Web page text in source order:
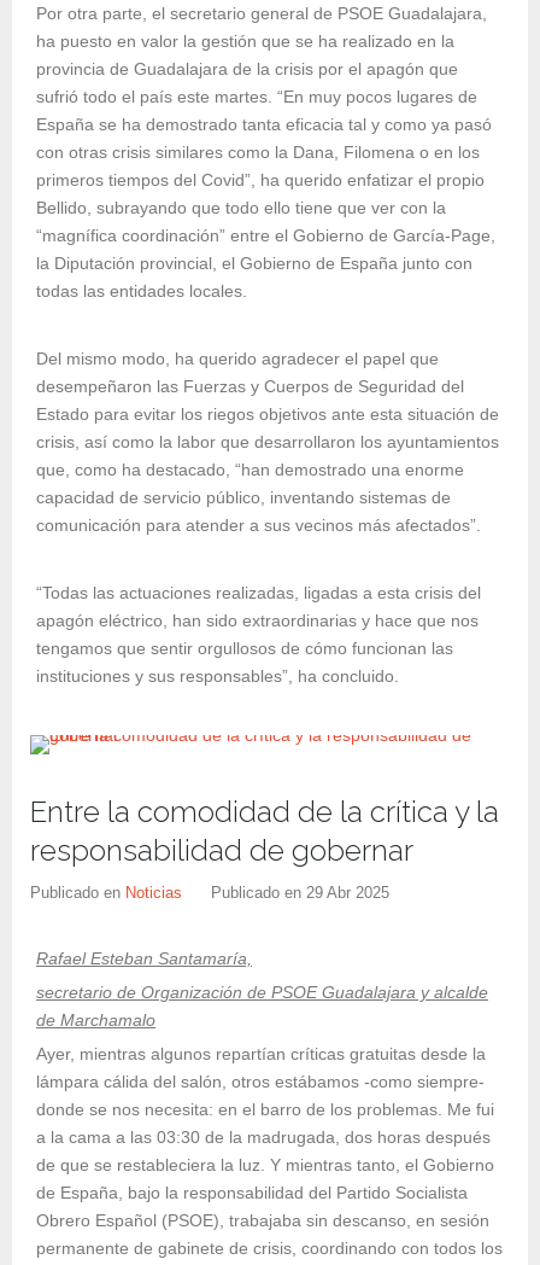
Por otra parte, el secretario general de PSOE Guadalajara,
ha puesto en valor la gestión que se ha realizado en la
provincia de Guadalajara de la crisis por el apagón que
sufrió todo el país este martes. “En muy pocos lugares de
España se ha demostrado tanta eficacia tal y como ya pasó
con otras crisis similares como la Dana, Filomena o en los
primeros tiempos del Covid”, ha querido enfatizar el propio
Bellido, subrayando que todo ello tiene que ver con la
“magnífica coordinación” entre el Gobierno de García-Page,
la Diputación provincial, el Gobierno de España junto con
todas las entidades locales.
Del mismo modo, ha querido agradecer el papel que
desempeñaron las Fuerzas y Cuerpos de Seguridad del
Estado para evitar los riegos objetivos ante esta situación de
crisis, así como la labor que desarrollaron los ayuntamientos
que, como ha destacado, “han demostrado una enorme
capacidad de servicio público, inventando sistemas de
comunicación para atender a sus vecinos más afectados”.
“Todas las actuaciones realizadas, ligadas a esta crisis del
apagón eléctrico, han sido extraordinarias y hace que nos
tengamos que sentir orgullosos de cómo funcionan las
instituciones y sus responsables”, ha concluido.
Entre la comodidad de la crítica y la
responsabilidad de gobernar
Publicado en Noticias Publicado en 29 Abr 2025
Rafael Esteban Santamaría,
secretario de Organización de PSOE Guadalajara y alcalde
de Marchamalo
Ayer, mientras algunos repartían críticas gratuitas desde la
lámpara cálida del salón, otros estábamos -como siempre-
donde se nos necesita: en el barro de los problemas. Me fui
a la cama a las 03:30 de la madrugada, dos horas después
de que se restableciera la luz. Y mientras tanto, el Gobierno
de España, bajo la responsabilidad del Partido Socialista
Obrero Español (PSOE), trabajaba sin descanso, en sesión
permanente de gabinete de crisis, coordinando con todos los